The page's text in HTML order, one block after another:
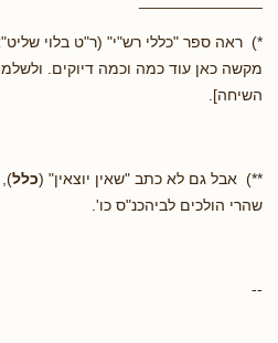
*) ראה ספר "כללי רש"י" (ר"ט בלוי
מקשה כאן עוד כמה וכמה דיוקים.
השיחה].
**) אבל גם לא כתב "שאין יוצאין" (כלל),
שהרי הולכים לביהכנ"ס כו'.
--